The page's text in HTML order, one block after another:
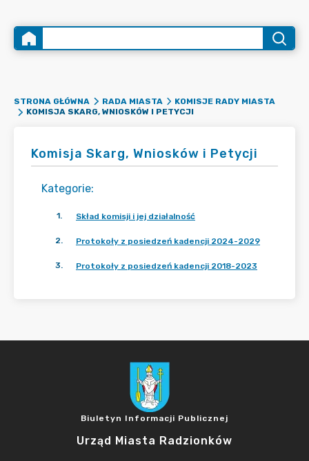
STRONA GŁÓWNA RADA MIASTA
KOMISJE RADY MIASTA
KOMISJA SKARG, WNIOSKÓW I PETYCJI
Komisja Skarg, Wniosków i Petycji
Kategorie:
1. Skład komisji i jej działalność
2. Protokoły z posiedzeń kadencji 2024-2029
3. Protokoły z posiedzeń kadencji 2018-2023
Biuletyn Informacji Publicznej
Urząd Miasta Radzionków